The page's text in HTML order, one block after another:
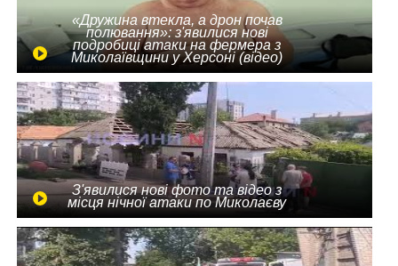
«Дружина втекла, а дрон почав
полювання»: з'явилися нові
подробиці атаки на фермера з
Миколаївщини у Херсоні (відео)
З'явилися нові фото та відео з
місця нічної атаки по Миколаєву